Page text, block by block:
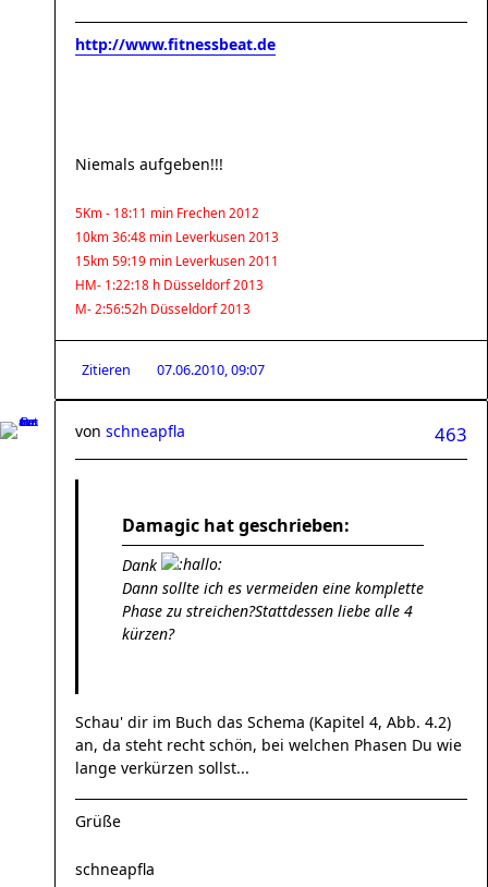
http://www.fitnessbeat.de
Niemals aufgeben!!!
5Km - 18:11 min Frechen 2012
10km 36:48 min Leverkusen 2013
15km 59:19 min Leverkusen 2011
HM- 1:22:18 h Düsseldorf 2013
M- 2:56:52h Düsseldorf 2013
Zitieren 07.06.2010, 09:07
463
von schneapfla
Damagic hat geschrieben:
Dank
Dann sollte ich es vermeiden eine komplette
Phase zu streichen?Stattdessen liebe alle 4
kürzen?
Schau' dir im Buch das Schema (Kapitel 4, Abb. 4.2)
an, da steht recht schön, bei welchen Phasen Du wie
lange verkürzen sollst...
Grüße
schneapfla